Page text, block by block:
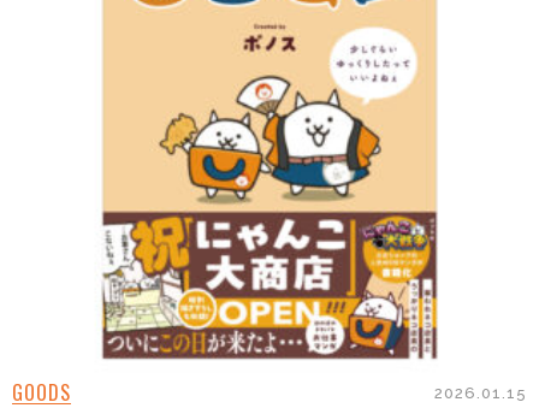
GOODS 2026.01.15